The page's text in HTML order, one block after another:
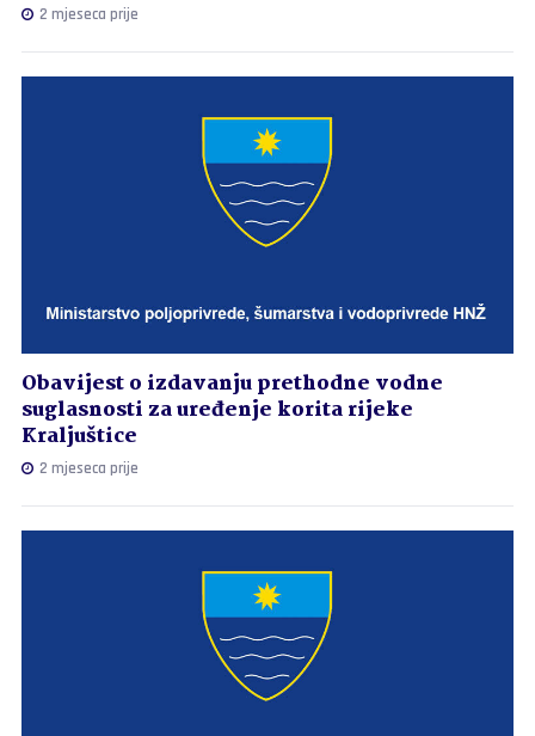
2 mjeseca prije
Obavijest o izdavanju prethodne vodne
suglasnosti za uređenje korita rijeke
Kraljuštice
2 mjeseca prije